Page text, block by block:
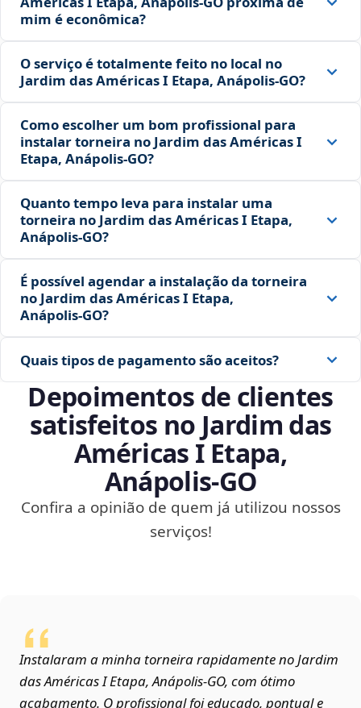
mim é econômica?
O serviço é totalmente feito no local no
Jardim das Américas I Etapa, Anápolis‑GO?
Como escolher um bom profissional para
instalar torneira no Jardim das Américas I
Etapa, Anápolis‑GO?
Quanto tempo leva para instalar uma
torneira no Jardim das Américas I Etapa,
Anápolis‑GO?
É possível agendar a instalação da torneira
no Jardim das Américas I Etapa,
Anápolis‑GO?
Quais tipos de pagamento são aceitos?
Depoimentos de clientes
satisfeitos no Jardim das
Américas I Etapa,
Anápolis‑GO
Confira a opinião de quem já utilizou nossos
serviços!
Instalaram a minha torneira rapidamente no Jardim
das Américas I Etapa, Anápolis‑GO, com ótimo
acabamento. O profissional foi educado, pontual e